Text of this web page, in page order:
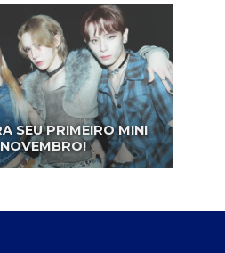
SEU PRIMEIRO MINI